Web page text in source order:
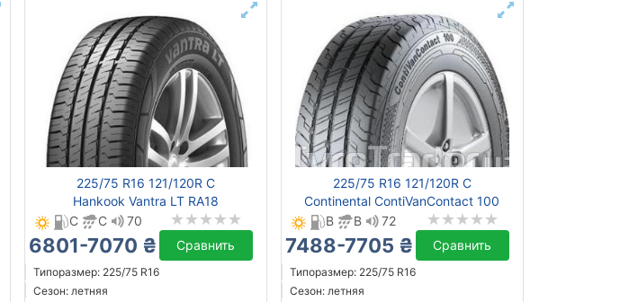
225/75 R16 121/120R C
Hankook Vantra LT RA18
C
C 70
6801-7070 ₴ Сравнить
Типоразмер: 225/75 R16
Сезон: летняя
225/75 R16 121/120R C
Continental ContiVanContact 100
B
B 72
7488-7705 ₴ Сравнить
Типоразмер: 225/75 R16
Сезон: летняя